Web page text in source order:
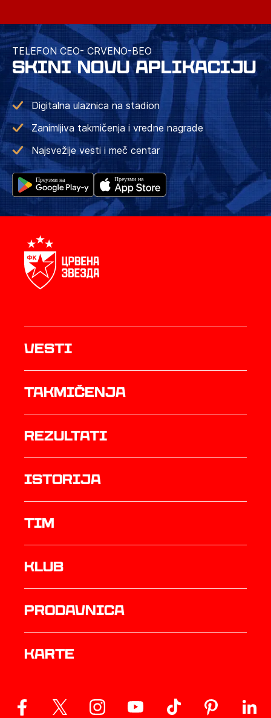
TELEFON CEO- CRVENO-BEO
SKINI NOVU APLIKACIJU
Digitalna ulaznica na stadion
Zanimljiva takmičenja i vredne nagrade
Najsvežije vesti i meč centar
Vesti
Takmičenja
rezultati
istorija
TIM
Klub
prodavnica
Karte